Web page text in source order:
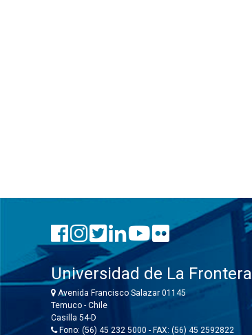
Universidad de La Frontera
Avenida Francisco Salazar 01145
Temuco - Chile
Casilla 54-D
Fono: (56) 45 232 5000 - FAX: (56) 45 2592822